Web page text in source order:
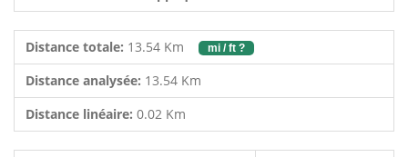
Distance totale: 13.54 Km mi / ft ?
Distance analysée: 13.54 Km
Distance linéaire: 0.02 Km